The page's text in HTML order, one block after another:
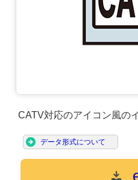
CATV対応のアイコン風の
データ形式について